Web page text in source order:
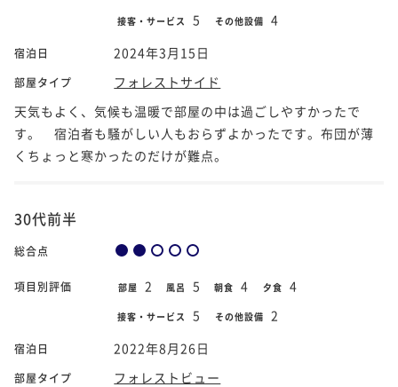
接客・サービス 5 その他設備 4
宿泊日 2024年3月15日
部屋タイプ
フォレストサイド
天気もよく、気候も温暖で部屋の中は過ごしやすかったで
す。 宿泊者も騒がしい人もおらずよかったです。布団が薄
くちょっと寒かったのだけが難点。
30代前半
総合点
項目別評価 部屋 2 風呂 5 朝食 4 夕食 4
接客・サービス 5 その他設備 2
宿泊日 2022年8月26日
部屋タイプ
フォレストビュー